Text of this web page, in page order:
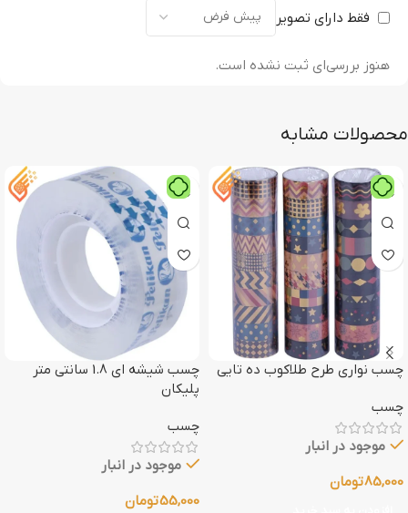
فقط دارای تصویر
هنوز بررسی‌ای ثبت نشده است.
محصولات مشابه
چسب نواری طرح طلاکوب ده تایی
چسب
موجود در انبار
85,000تومان
چسب شیشه ای 1.8 سانتی متر
پلیکان
چسب
موجود در انبار
55,000تومان